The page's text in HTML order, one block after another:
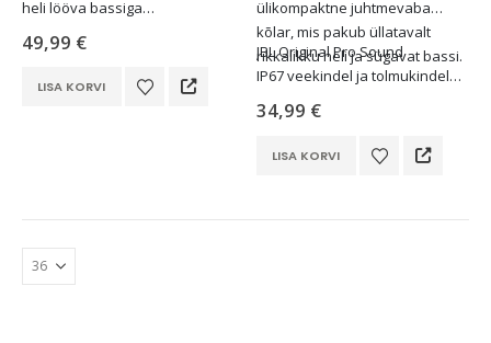
heli lööva bassiga
2 tundi Playtime Boostiga
Veekindel ja tolmukindel (IP67)
49,99 €
LISA KORVI
ülikompaktne juhtmevaba
kõlar, mis pakub üllatavalt
rikkalikku heli ja sügavat bassi.
JBL Original Pro Sound
IP67 veekindel ja tolmukindel
Juhtmevaba Bluetooth-ühendus
Kuni 5 tundi mänguaega
34,99 €
LISA KORVI